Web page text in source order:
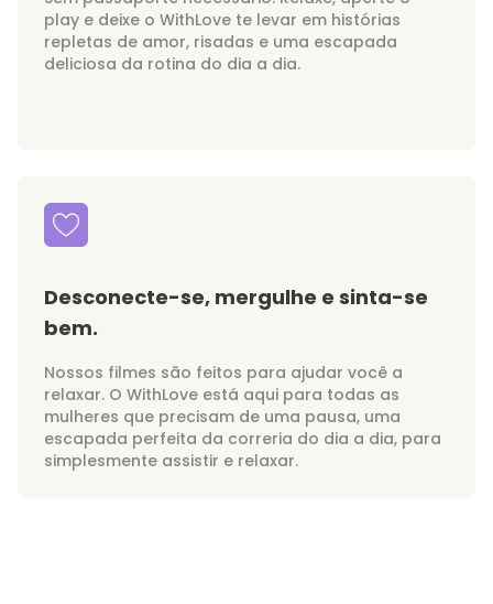
play e deixe o WithLove te levar em histórias
repletas de amor, risadas e uma escapada
deliciosa da rotina do dia a dia.
Desconecte-se, mergulhe e sinta-se
bem.
Nossos filmes são feitos para ajudar você a
relaxar. O WithLove está aqui para todas as
mulheres que precisam de uma pausa, uma
escapada perfeita da correria do dia a dia, para
simplesmente assistir e relaxar.